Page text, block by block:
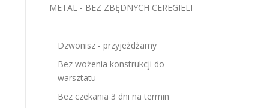
METAL - BEZ ZBĘDNYCH CEREGIELI
Dzwonisz - przyjeżdżamy
Bez wożenia konstrukcji do
warsztatu
Bez czekania 3 dni na termin